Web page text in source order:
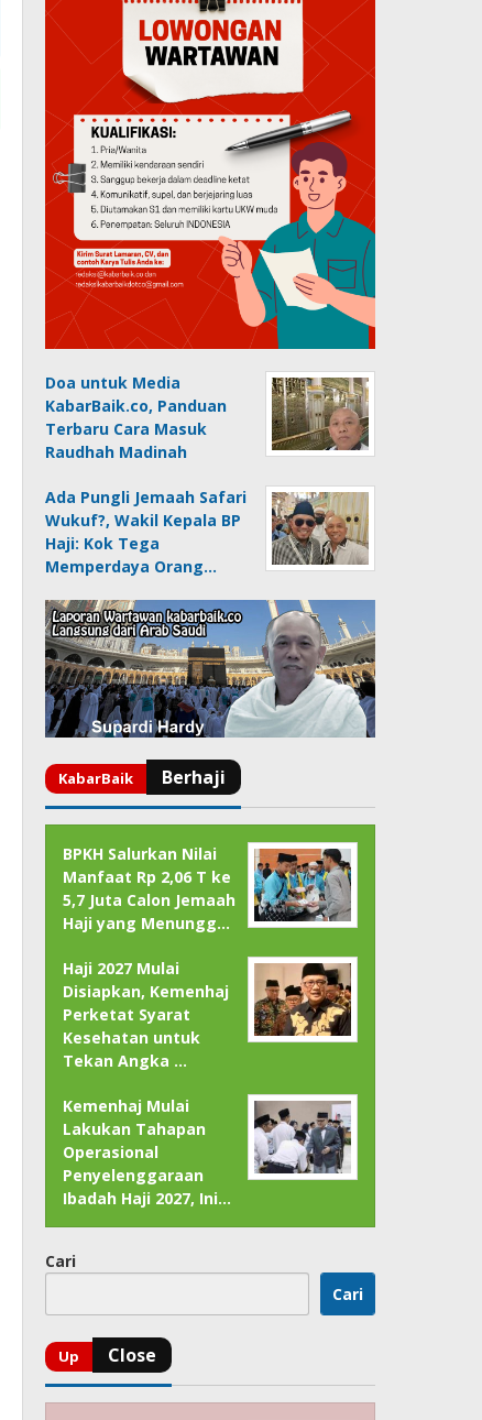
Doa untuk Media
KabarBaik.co, Panduan
Terbaru Cara Masuk
Raudhah Madinah
Ada Pungli Jemaah Safari
Wukuf?, Wakil Kepala BP
Haji: Kok Tega
Memperdaya Orang…
BPKH Salurkan Nilai
Manfaat Rp 2,06 T ke
5,7 Juta Calon Jemaah
Haji yang Menungg…
Haji 2027 Mulai
Disiapkan, Kemenhaj
Perketat Syarat
Kesehatan untuk
Tekan Angka …
Kemenhaj Mulai
Lakukan Tahapan
Operasional
Penyelenggaraan
Ibadah Haji 2027, Ini…
Cari
Cari